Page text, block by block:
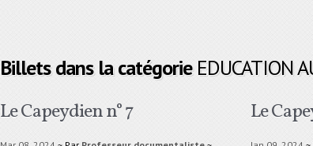
Billets dans la catégorieEDUCATION
Le Capeydien n° 7 Le